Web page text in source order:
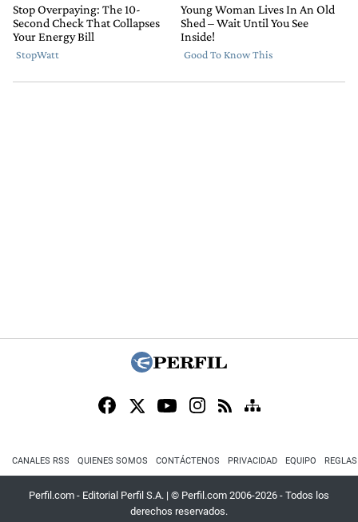
CANALES RSS QUIENES SOMOS CONTÁCTENOS PRIVACIDAD EQUIPO
Perfil.com - Editorial Perfil S.A. | © Perfil.com 2006-2026 - Todos los
derechos reservados.